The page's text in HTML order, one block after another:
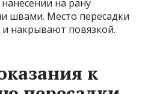
на рану
швами. Место пересадки
накрывают повязкой.
к